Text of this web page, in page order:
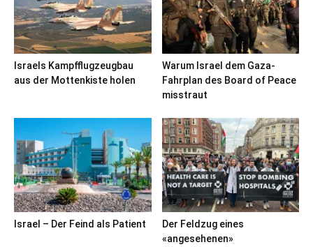
Israels Kampfflugzeugbau
aus der Mottenkiste holen
Warum Israel dem Gaza-
Fahrplan des Board of Peace
misstraut
Israel – Der Feind als Patient
Der Feldzug eines
«angesehenen»